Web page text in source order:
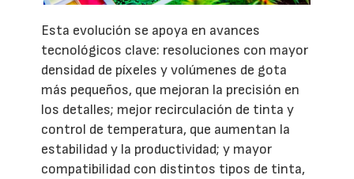
Esta evolución se apoya en avances
tecnológicos clave: resoluciones con mayor
densidad de píxeles y volúmenes de gota
más pequeños, que mejoran la precisión en
los detalles; mejor recirculación de tinta y
control de temperatura, que aumentan la
estabilidad y la productividad; y mayor
compatibilidad con distintos tipos de tinta,